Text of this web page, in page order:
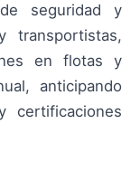
seguridad y
transportistas,
en flotas y
anticipando
certificaciones